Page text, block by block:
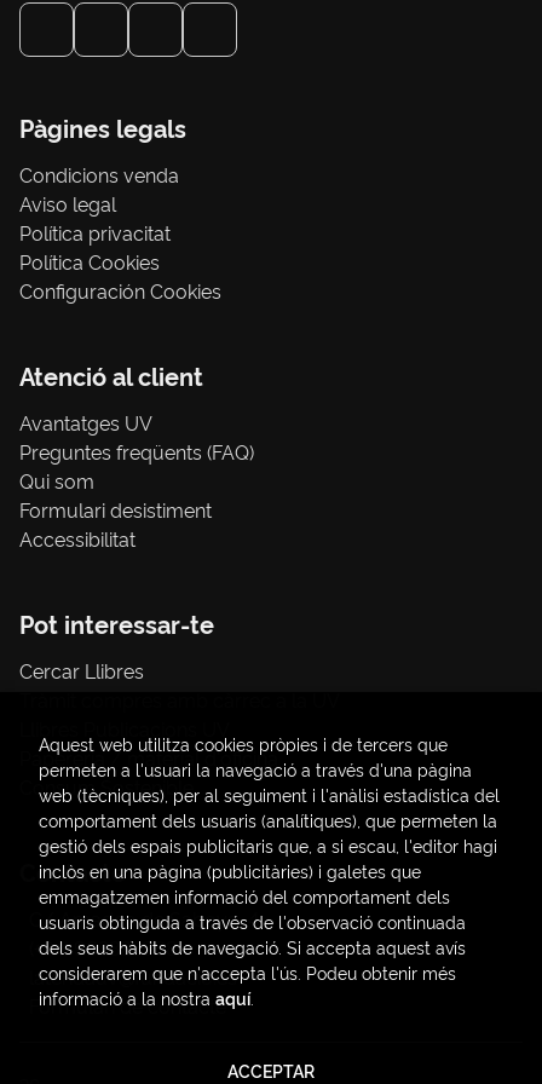
Pàgines legals
Condicions venda
Aviso legal
Política privacitat
Política Cookies
Configuración Cookies
Atenció al client
Avantatges UV
Preguntes freqüents (FAQ)
Qui som
Formulari desistiment
Accessibilitat
Pot interessar-te
Cercar Llibres
Papereria / material d'oficina
Consum Sostenible
Contacte
C/ Amadeo de Saboya, 4
(+34) 963828968
latendauv@fundacio.es
Formulari de contacte
Aquest web utilitza cookies pròpies i de tercers que
permeten a l'usuari la navegació a través d'una pàgina
web (tècniques), per al seguiment i l'anàlisi estadística del
comportament dels usuaris (analítiques), que permeten la
gestió dels espais publicitaris que, a si escau, l'editor hagi
inclòs en una pàgina (publicitàries) i galetes que
emmagatzemen informació del comportament dels
usuaris obtinguda a través de l'observació continuada
dels seus hàbits de navegació. Si accepta aquest avís
considerarem que n'accepta l'ús. Podeu obtenir més
informació a la nostra aquí.
ACCEPTAR